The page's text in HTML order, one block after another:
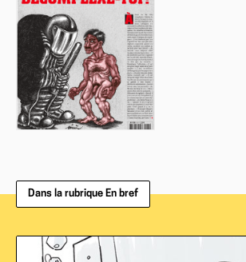
Dans la rubrique En bref